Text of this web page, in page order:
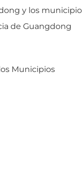
y los
de Guangdong
Municipios